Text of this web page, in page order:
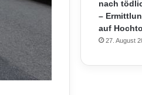
nach
–
auf
27. August